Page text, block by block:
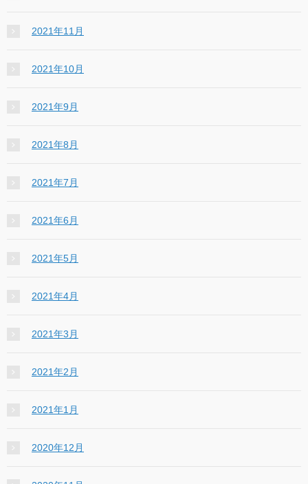
2021年11月
2021年10月
2021年9月
2021年8月
2021年7月
2021年6月
2021年5月
2021年4月
2021年3月
2021年2月
2021年1月
2020年12月